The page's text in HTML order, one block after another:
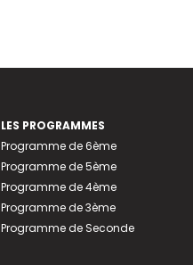
LES PROGRAMMES
Programme de 6ème
Programme de 5ème
Programme de 4ème
Programme de 3ème
Programme de Seconde